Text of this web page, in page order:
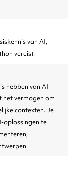
van AI,
vereist.
hebben van AI-
het vermogen om
contexten. Je
oplossingen te